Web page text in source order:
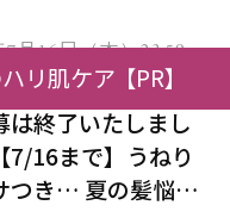
ライヤー ジュエル
ゼント！
月16日（木）23:59ま
終了いたしまし
7/16まで】うねり
つき… 夏の髪悩み
リ肌ケア【PR】